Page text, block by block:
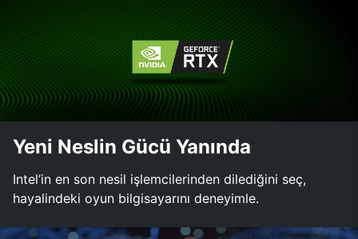
Yeni Neslin Gücü Yanında
Intel’in en son nesil işlemcilerinden dilediğini seç,
hayalindeki oyun bilgisayarını deneyimle.